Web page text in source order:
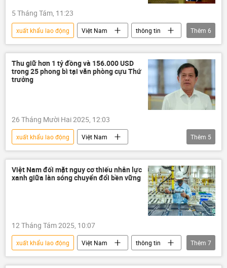
5 Tháng Tám, 11:23
xuất khẩu lao động Việt Nam
thông tin
Bộ Nội vụ Việt Nam
luật lao động
người lao động
năng suất lao động
nhà nước
Quốc hội
Thêm 6
Thu giữ hơn 1 tỷ đồng và 156.000 USD
trong 25 phong bì tại văn phòng cựu Thứ
trưởng
26 Tháng Mười Hai 2025, 12:03
xuất khẩu lao động
Việt Nam
Bộ Lao động - Thương binh và Xã hội
Bộ Công an Việt Nam
điều tra
nhận hối lộ
Thêm 5
Việt Nam đối mặt nguy cơ thiếu nhân lực
xanh giữa làn sóng chuyển đổi bền vững
12 Tháng Tám 2025, 10:07
xuất khẩu lao động Việt Nam
thông tin
Thế giới
Ngân hàng Thế giới
Thêm 7